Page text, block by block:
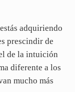
adquiriendo
prescindir de
de la intuición
diferente a los
mucho más